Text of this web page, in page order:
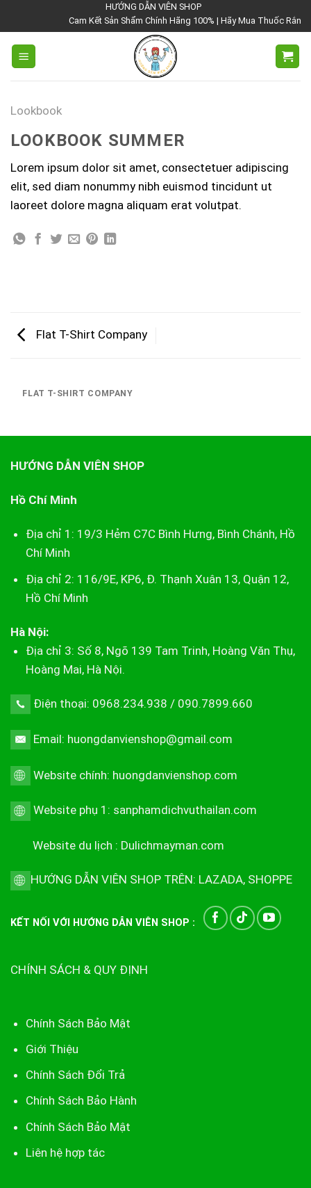
nội
dung
HƯỚNG DẪN VIÊN SHOP
Cam Kết Sản Shẩm Chính Hãng 100% | Hãy Mua Thuốc Rắn
Lookbook
LOOKBOOK SUMMER
Lorem ipsum dolor sit amet, consectetuer adipiscing
elit, sed diam nonummy nibh euismod tincidunt ut
laoreet dolore magna aliquam erat volutpat.
Flat T-Shirt Company
FLAT T-SHIRT COMPANY
HƯỚNG DẪN VIÊN SHOP
Hồ Chí Minh
Địa chỉ 1: 19/3 Hẻm C7C Bình Hưng, Bình Chánh, Hồ
Chí Minh
Địa chỉ 2: 116/9E, KP6, Đ. Thạnh Xuân 13, Quận 12,
Hồ Chí Minh
Hà Nội:
Địa chỉ 3: Số 8, Ngõ 139 Tam Trinh, Hoàng Văn Thụ,
Hoàng Mai, Hà Nội.
Điện thoại: 0968.234.938 / 090.7899.660
Email: huongdanvienshop@gmail.com
Website chính: huongdanvienshop.com
Website phụ 1: sanphamdichvuthailan.com
Website du lịch : Dulichmayman.com
HƯỚNG DẪN VIÊN SHOP TRÊN: LAZADA, SHOPPE
KẾT NỐI VỚI HƯỚNG DẪN VIÊN SHOP :
CHÍNH SÁCH & QUY ĐỊNH
Chính Sách Bảo Mật
Giới Thiệu
Chính Sách Đổi Trả
Chính Sách Bảo Hành
Chính Sách Bảo Mật
Liên hệ hợp tác